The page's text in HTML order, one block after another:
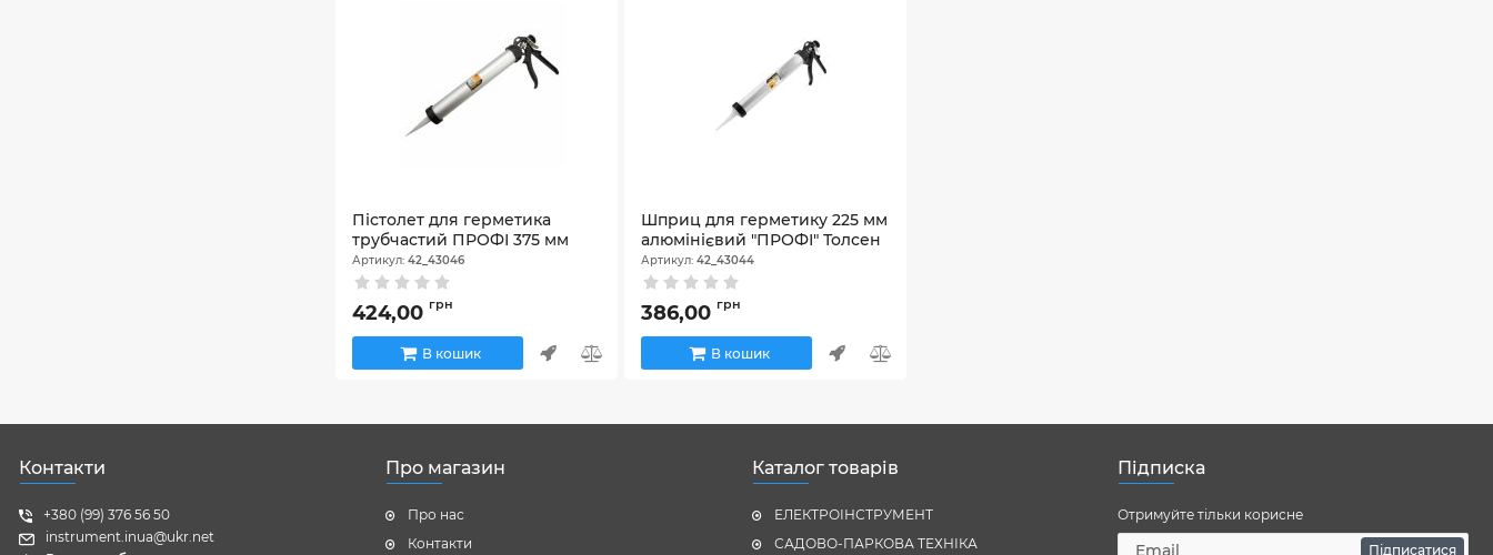
Пістолет для герметика
трубчастий ПРОФІ 375 мм
Артикул: 42_43046
424,00 грн
В кошик
Шприц для герметику 225 мм
алюмінієвий "ПРОФІ" Толсен
Артикул:42_43044
386,00 грн
В кошик
Контакти
+380 (99) 376 56 50
instrument.inua@ukr.net
Про магазин
Про нас
Контакти
Каталог товарів
ЕЛЕКТРОІНСТРУМЕНТ
САДОВО-ПАРКОВА ТЕХНІКА
Підписка
Отримуйте тільки корисне
Підписатися